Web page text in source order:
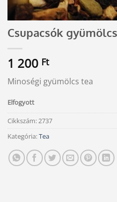
Csupacsók
1 200 Ft
Minoségi gyümölcs tea
Elfogyott
Cikkszám: 2737
Kategória:Tea